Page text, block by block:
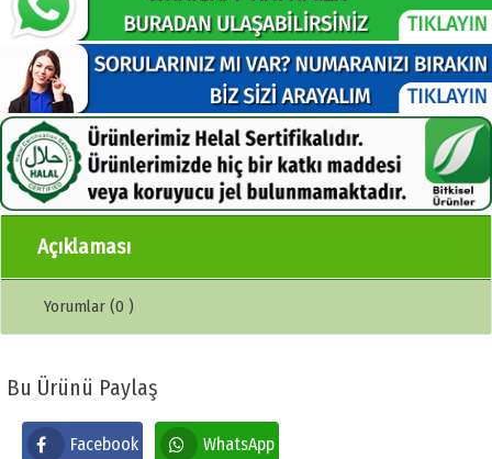
Açıklaması
Yorumlar (0 )
Bu Ürünü Paylaş
Facebook WhatsApp